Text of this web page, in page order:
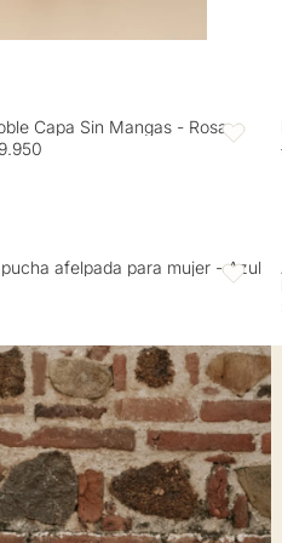
Favoritos
Capa Sin Mangas - Rosa
Favoritos
afelpada para mujer - Azul